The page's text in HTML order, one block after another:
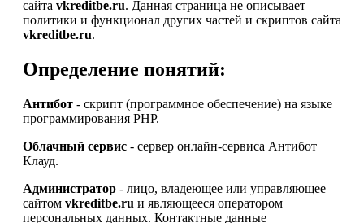
сайта vkreditbe.ru. Данная страница не описывает
политики и функционал других частей и скриптов сайта
vkreditbe.ru.
Определение понятий:
Антибот - скрипт (программное обеспечение) на языке
программирования PHP.
Облачный сервис - сервер онлайн-сервиса Антибот
Клауд.
Администратор - лицо, владеющее или управляющее
сайтом vkreditbe.ru и являющееся оператором
персональных данных. Контактные данные